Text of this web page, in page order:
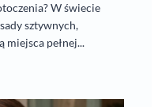
W świecie
sztywnych,
pełnej...